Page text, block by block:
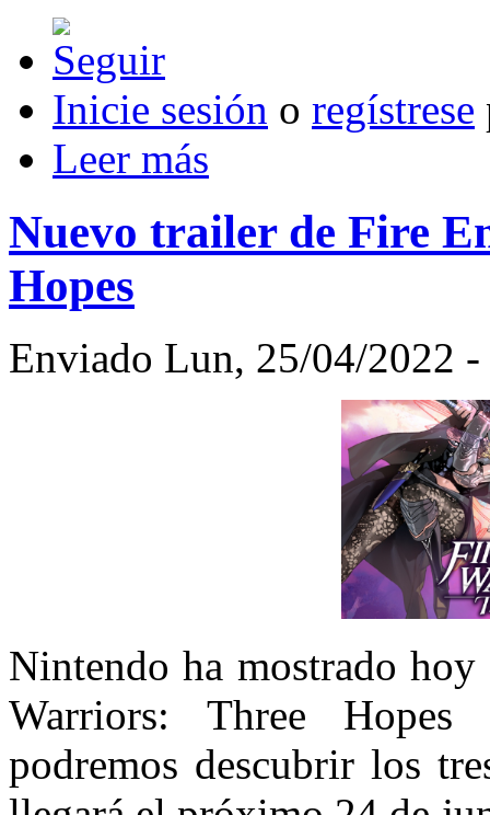
Inicie sesión o regístrese
Leer más
Nuevo trailer de Fire
Hopes
Enviado Lun, 25/04/2022
Nintendo ha mostrado
Warriors: Three
podremos descubrir los